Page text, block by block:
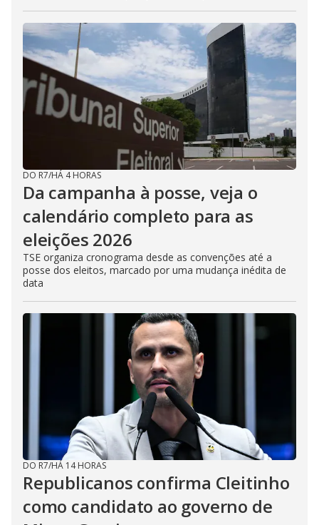
DO R7/HÁ 4 HORAS
Da campanha à posse, veja o
calendário completo para as
eleições 2026
TSE organiza cronograma desde as convenções até a
posse dos eleitos, marcado por uma mudança inédita de
data
DO R7/HÁ 14 HORAS
Republicanos confirma Cleitinho
como candidato ao governo de